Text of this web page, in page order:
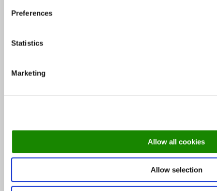
Preferences
Statistics
Marketing
Allow all cookies
Allow selection
Oslo-guide: 5 familievennlige restauranter
Helsinki-guiden: Her spiser du i verdens